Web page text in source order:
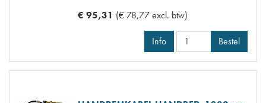
€ 95,31 (€ 78,77 excl. btw)
Info Bestel